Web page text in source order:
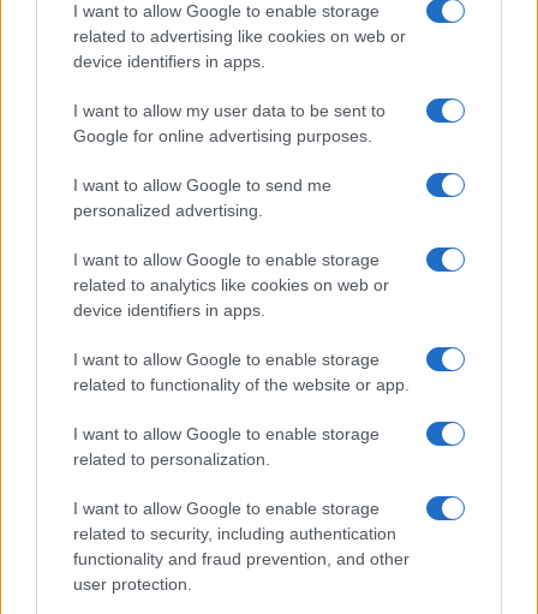
I want to allow Google to enable storage
related to advertising like cookies on web or
device identifiers in apps.
I want to allow my user data to be sent to
Google for online advertising purposes.
I want to allow Google to send me
personalized advertising.
I want to allow Google to enable storage
related to analytics like cookies on web or
device identifiers in apps.
I want to allow Google to enable storage
related to functionality of the website or app.
I want to allow Google to enable storage
related to personalization.
I want to allow Google to enable storage
related to security, including authentication
functionality and fraud prevention, and other
user protection.
A különleges programnak fő célja volt, hogy a lakosság
figyelmét felhívják a közelgő Zrínyi-napokra. Az emlékév
központi ünnepségét szeptember 5. és 11. között tartják
Szigetváron. A mintegy egyhetes Zrínyi-napok fő
katonatársai hősi halálának napján tartják. Ezen a napon a
magyar katonai hagyományokról nemzeti kegyeleti
emlékülésen emlékeznek meg, valamint felavatják Szabó